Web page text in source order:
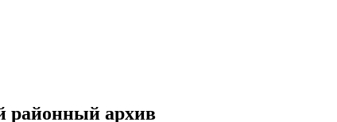
районный архив